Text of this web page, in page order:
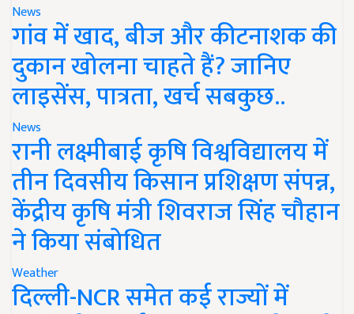
News
गांव में खाद, बीज और कीटनाशक की
दुकान खोलना चाहते हैं? जानिए
लाइसेंस, पात्रता, खर्च सबकुछ..
News
रानी लक्ष्मीबाई कृषि विश्वविद्यालय में
तीन दिवसीय किसान प्रशिक्षण संपन्न,
केंद्रीय कृषि मंत्री शिवराज सिंह चौहान
ने किया संबोधित
Weather
दिल्ली-NCR समेत कई राज्यों में